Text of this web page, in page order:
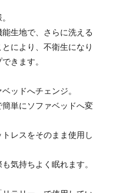
生地で、さらに洗える
により、不衛生になり
きます。
ッドへチェンジ。
単にソファベッドへ変
レスをそのまま使用し
気持ちよく眠れます。